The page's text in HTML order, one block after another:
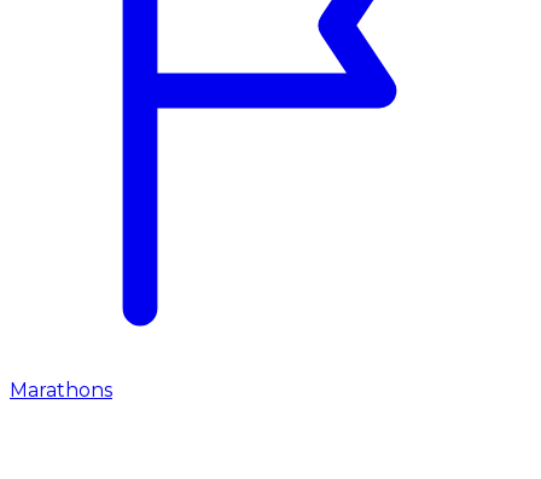
Marathons